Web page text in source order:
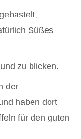
Süßes
zu blicken.
der
haben dort
für den guten